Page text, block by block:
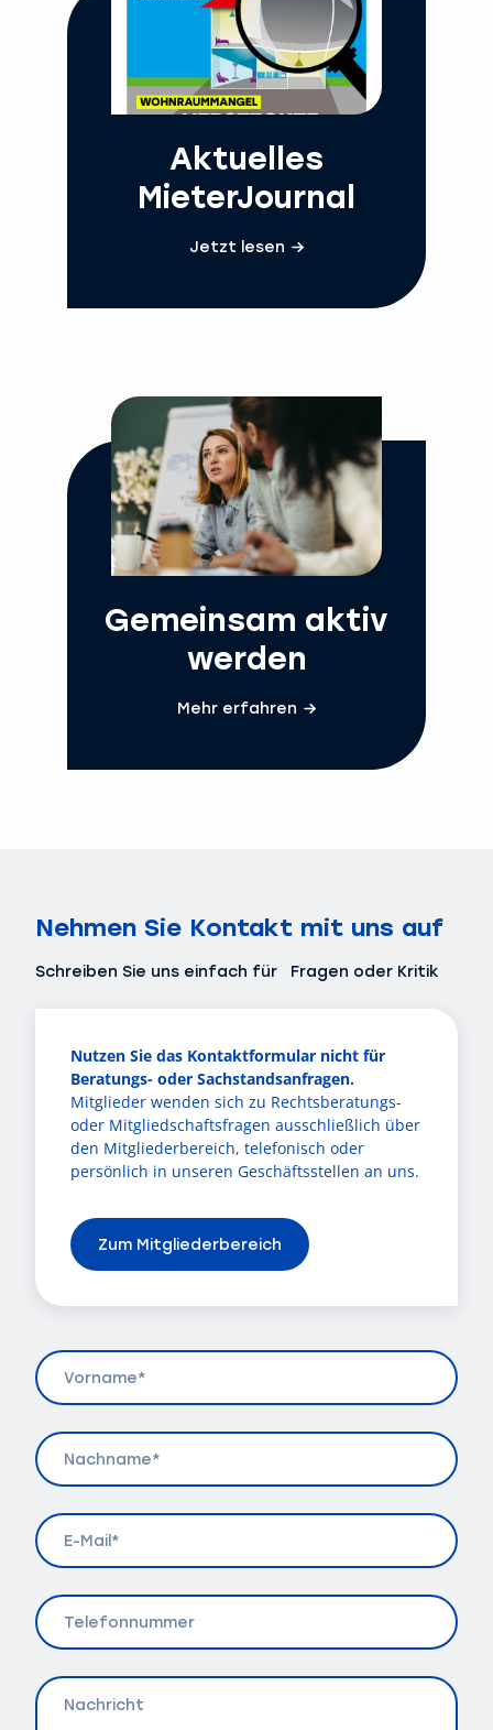
Aktuelles
MieterJournal
Jetzt lesen
Gemeinsam aktiv
werden
Mehr erfahren
Nehmen Sie Kontakt mit uns auf
Schreiben Sie uns einfach für Fragen oder Kritik
Nutzen Sie das Kontaktformular nicht für
Beratungs- oder Sachstandsanfragen.
Mitglieder wenden sich zu Rechtsberatungs-
oder Mitgliedschaftsfragen ausschließlich über
den Mitgliederbereich, telefonisch oder
persönlich in unseren Geschäftsstellen an uns.
Zum Mitgliederbereich
Vorname
(erforderlich)
Nachname
(erforderlich)
E-
Mail
(erforderlich)
Telefonnummer
Nachricht